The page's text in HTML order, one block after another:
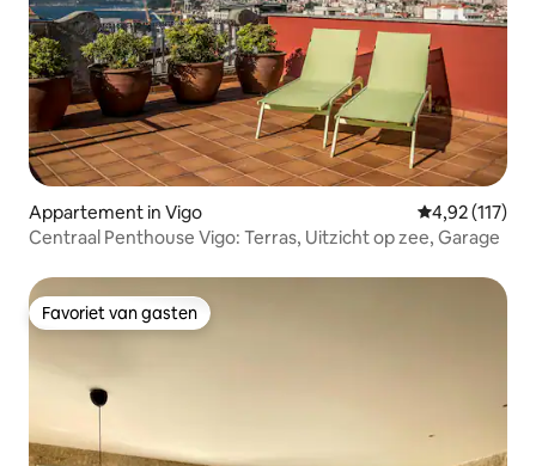
Appartement in Vigo Gemiddelde
4,92 (117)
Centraal Penthouse Vigo: Terras, Uitzicht op zee, Garage
Favoriet van gasten
Favoriet van gasten